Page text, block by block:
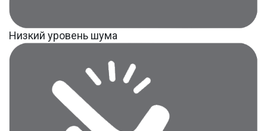
Низкий уровень шума